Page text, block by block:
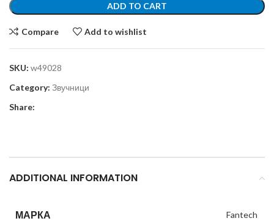
ADD TO CART
Compare Add to wishlist
SKU: w49028
Category: Звучници
Share:
ADDITIONAL INFORMATION
МАРКА Fantech